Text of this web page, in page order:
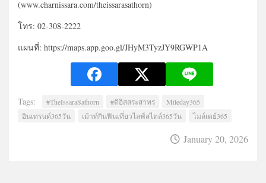
(www.charnissara.com/theissarasathorn)
โทร: 02-308-2222
แผนที่: https://maps.app.goo.gl/JHyM3TyzJY9RGWP1A
Tags: #TheIssaraSathorn #ดิอิสสระสาทร
Mileday365
อินเทรนด์365วัน
เม้าท์กินฟินเที่ยวไลฟ์สไตล์365วัน ไมล์เดย์365
January 20, 2026